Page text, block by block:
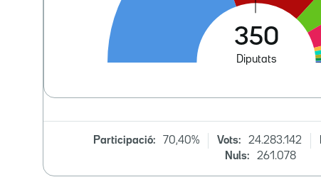
Participació: 70,40% Vots: 24.283.142
Nuls:
261.078